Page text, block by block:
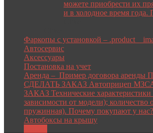
можете приобрести их
и в холодное время
Фаркопы с установкой –
Автосервис
Аксессуары
Постановка на учет
Аренда – Пример договора аренды
СДЕЛАТЬ ЗАКАЗ Автоприцеп
ЗАКАЗ Технические
зависимости от модели);
пружинная). Почему покупают у
Автобоксы на крышу